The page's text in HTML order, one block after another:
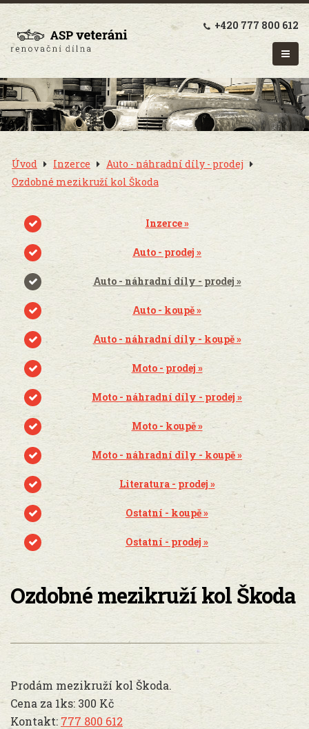
+420 777 800 612
Úvod Inzerce
Auto - náhradní díly - prodej
Ozdobné mezikruží kol Škoda
Inzerce »
Auto - prodej »
Auto - náhradní díly - prodej »
Auto - koupě »
Auto - náhradní díly - koupě »
Moto - prodej »
Moto - náhradní díly - prodej »
Moto - koupě »
Moto - náhradní díly - koupě »
Literatura - prodej »
Ostatní - koupě »
Ostatní - prodej »
Ozdobné mezikruží kol Škoda
Prodám mezikruží kol Škoda.
Cena za 1ks: 300 Kč
Kontakt: 777 800 612